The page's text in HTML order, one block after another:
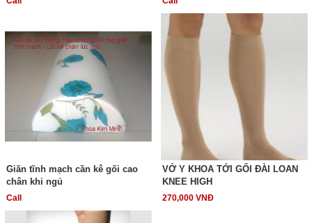
Giãn tĩnh mạch cần kê gối cao
chân khi ngủ
Call
VỚ Y KHOA TỚI GỐI ĐÀI LOAN
KNEE HIGH
270,000 VNĐ